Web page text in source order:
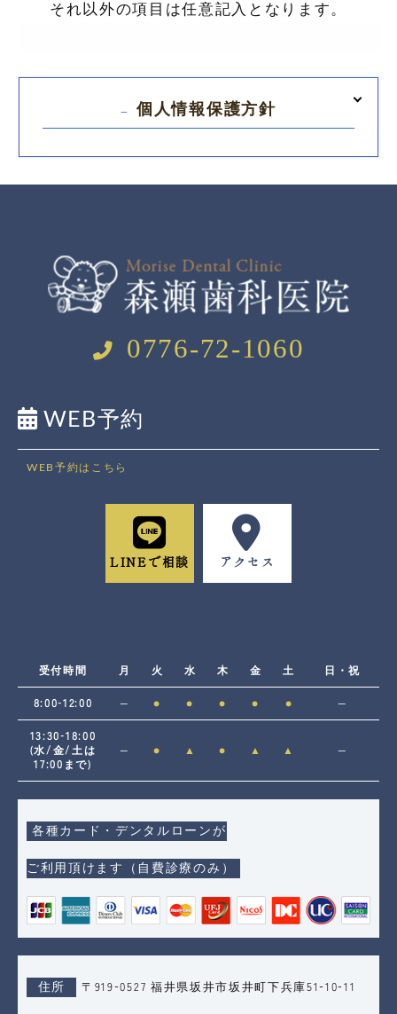
それ以外の項目は任意記入となります。
個人情報保護方針
0776-72-1060
WEB予約
WEB予約はこちら
LINEで相談 アクセス
受付時間 月 火 水 木 金 土 日・祝
8:00-12:00 ― ● ● ● ● ● ―
13:30-18:00
(水/金/土は
17:00まで)
― ● ▲ ● ▲ ▲ ―
各種カード・デンタルローンが
ご利用頂けます（自費診療のみ）
住所 〒919-0527 福井県坂井市坂井町下兵庫51-10-11